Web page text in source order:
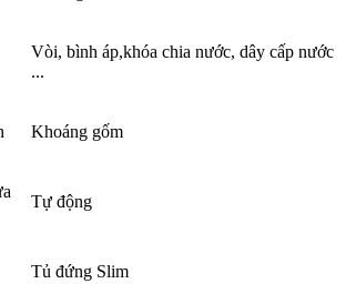
Vòi, bình áp,khóa chia nước, dây cấp nước
...
Khoáng gốm
Tự động
Tủ đứng Slim